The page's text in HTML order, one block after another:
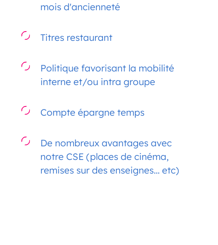
mois d'ancienneté
Titres restaurant
Politique favorisant la mobilité
interne et/ou intra groupe
Compte épargne temps
De nombreux avantages avec
notre CSE (places de cinéma,
remises sur des enseignes... etc)